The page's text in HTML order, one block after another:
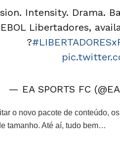
Intensity. Drama.
Libertadores,
?
— EA SPORTS FC
o novo pacote de conteúdo,
tamanho. Até aí, tudo bem…